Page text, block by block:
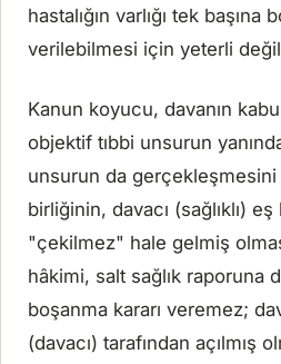
hastalığın varlığı tek başına
verilebilmesi için yeterli
Kanun koyucu, davanın
objektif tıbbi unsurun
unsurun da gerçekleşmesini
birliğinin, davacı (sağlıklı) eş
"çekilmez" hale gelmiş
hâkimi, salt sağlık raporuna
boşanma kararı veremez;
(davacı) tarafından açılmış